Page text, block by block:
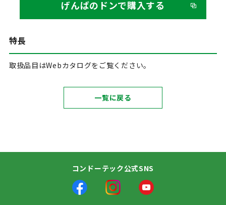
げんばのドンで購入する
特長
取扱品目はWebカタログをご覧ください。
一覧に戻る
コンドーテック公式SNS